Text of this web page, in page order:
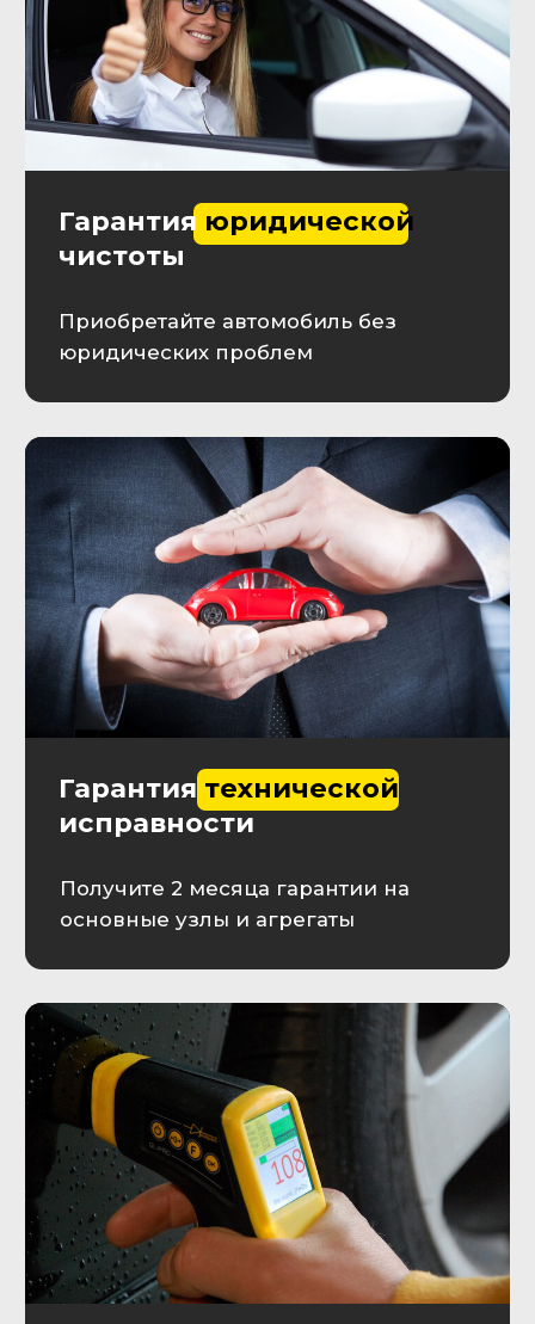
+7
пользовательское соглашение
Отправить заявку
течение 10 минут
О КОМПАНИИ
Контактная информация
Выполненные заказы
Вакансии